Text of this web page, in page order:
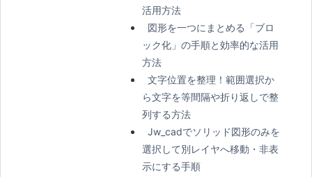
活用方法
図形を一つにまとめる「ブロ
ック化」の手順と効率的な活用
方法
文字位置を整理！範囲選択か
ら文字を等間隔や折り返しで整
列する方法
Jw_cadでソリッド図形のみを
選択して別レイヤへ移動・非表
示にする手順